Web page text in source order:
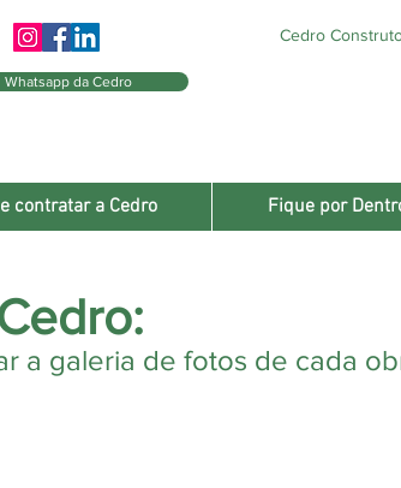
Whatsapp da Cedro
Cedro
contratar a Cedro Fique por
a galeria de fotos de cada